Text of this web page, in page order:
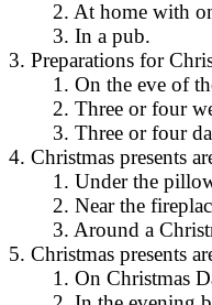
2. At home with
3. In a pub.
3. Preparations for
1. On the eve of
2. Three or four
3. Three or four
4. Christmas presents
1. Under the
2. Near the
3. Around a
5. Christmas presents
1. On Christmas